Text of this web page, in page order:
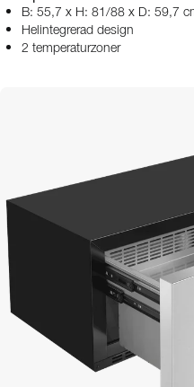
B: 55,7 x H: 81/88 x D: 59,7
Helintegrerad design
2 temperaturzoner